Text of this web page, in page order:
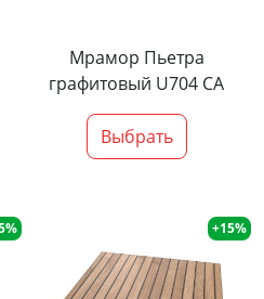
Мрамор Пьетра
графитовый U704 CA
Выбрать
+15%